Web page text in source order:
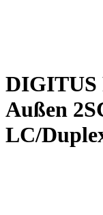
DIGITUS
Außen
LC/